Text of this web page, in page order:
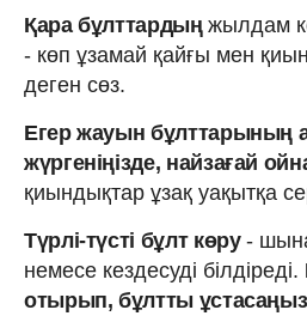
Қара бұлттардыңжылдам
- көп ұзамай қайғы мен
деген сөз.
Егер жауын бұлттарының
жүргеніңізде, найзағай
қиындықтар ұзақ уақытқа
Түрлі-түсті бұлт көру-
немесе кездесуді білдіреді.
отырып, бұлтты